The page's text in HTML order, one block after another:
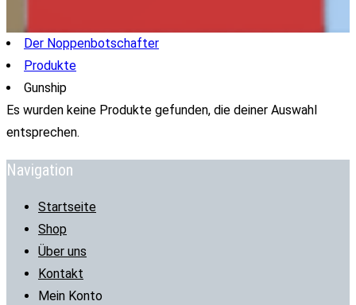
Der Noppenbotschafter
Produkte
Gunship
Es wurden keine Produkte gefunden, die deiner Auswahl
entsprechen.
Navigation
Startseite
Shop
Über uns
Kontakt
Mein Konto